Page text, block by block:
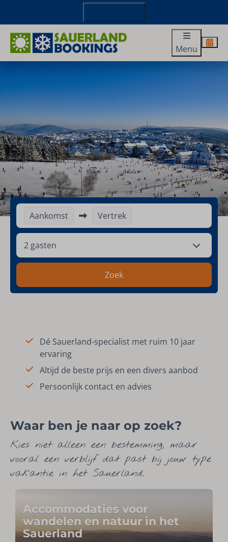
Menu
Aankomst Vertrek
2 gasten
Zoek
Dé Sauerland-specialist met ruim 10 jaar
ervaring
Altijd de beste prijs en een divers aanbod
Persoonlijk contact en advies
Waar ben je naar op zoek?
Kies niet alleen een bestemming, maar
vooral een verblijf dat past bij jouw type
vakantie in het Sauerland.
Accommodaties voor
wandelen en natuur in het
Sauerland